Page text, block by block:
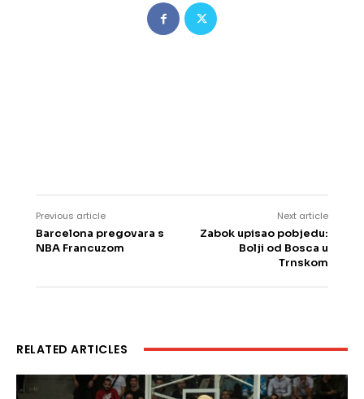
Previous article
Barcelona pregovara s
NBA Francuzom
Next article
Zabok upisao pobjedu:
Bolji od Bosca u
Trnskom
RELATED ARTICLES